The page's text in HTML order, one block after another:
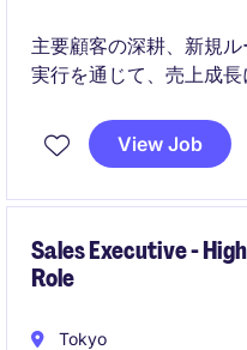
主要顧客の深耕、新規
実行を通じて、売上成長
View Job
Sales Executive -
Role
Tokyo